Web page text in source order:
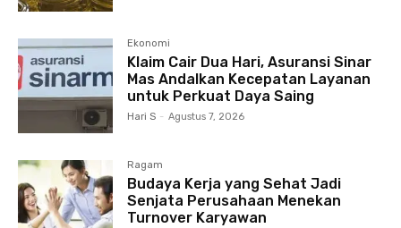
Ekonomi
Klaim Cair Dua Hari, Asuransi Sinar
Mas Andalkan Kecepatan Layanan
untuk Perkuat Daya Saing
Hari S - Agustus 7, 2026
Ragam
Budaya Kerja yang Sehat Jadi
Senjata Perusahaan Menekan
Turnover Karyawan